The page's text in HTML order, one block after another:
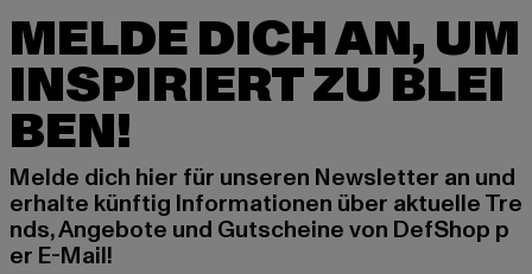
MELDE DICH AN, UM
INSPIRIERT ZU BLEI
BEN!
Melde dich hier für unseren Newsletter an und
erhalte künftig Informationen über aktuelle Tre
nds, Angebote und Gutscheine von DefShop p
er E-Mail!